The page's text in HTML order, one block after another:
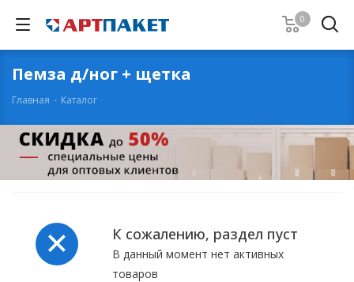
0
Пемза д/ног + щетка
Главная - Каталог
К сожалению, раздел пуст
В данный момент нет активных
товаров